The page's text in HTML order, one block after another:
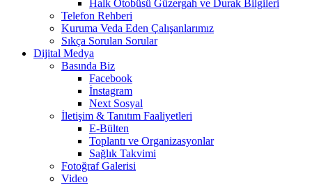
Halk Otobüsü Güzergah ve Durak Bilgileri
Telefon Rehberi
Kuruma Veda Eden Çalışanlarımız
Sıkça Sorulan Sorular
Dijital Medya
Basında Biz
Facebook
İnstagram
Next Sosyal
İletişim & Tanıtım Faaliyetleri
E-Bülten
Toplantı ve Organizasyonlar
Sağlık Takvimi
Fotoğraf Galerisi
Video